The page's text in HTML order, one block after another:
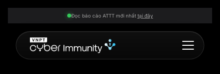
Đọc báo cáo ATTT mới nhất tại đây